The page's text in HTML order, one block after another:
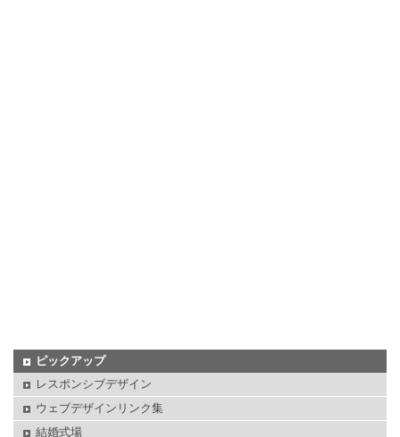
ピックアップ
レスポンシブデザイン
ウェブデザインリンク集
結婚式場